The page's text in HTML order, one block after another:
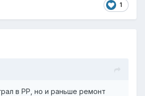
1
в РР, но и раньше ремонт